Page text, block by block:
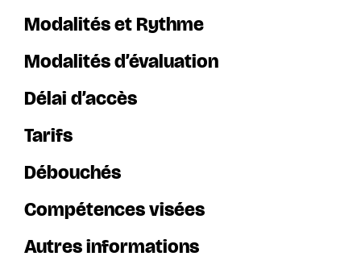
Modalités et Rythme
Modalités d’évaluation
Délai d’accès
Tarifs
Débouchés
Compétences visées
Autres informations